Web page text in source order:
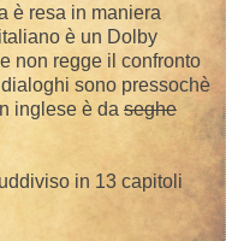
è resa in maniera
è un Dolby
non regge il confronto
sono pressochè
inglese è da seghe
in 13 capitoli